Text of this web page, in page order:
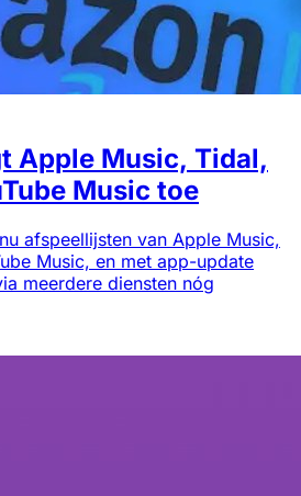
Apple Music, Tidal,
Music toe
afspeellijsten van Apple Music,
Music, en met app-update
meerdere diensten nóg